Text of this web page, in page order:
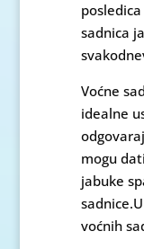
sadnica
Voćne
idealne
mogu
jabuke
voćnih